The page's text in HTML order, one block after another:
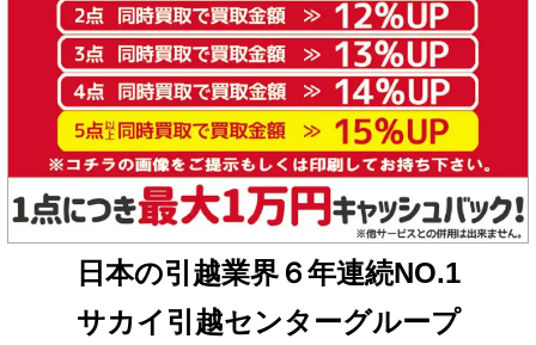
日本の引越業界６年連続NO.1
サカイ引越センターグループ